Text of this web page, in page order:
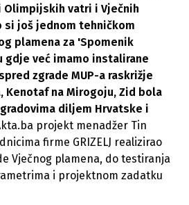
Olimpijskih vatri i Vječnih
si još jednom tehničkom
plamena za 'Spomenik
gdje već imamo instalirane
zgrade MUP-a raskrižje
Kenotaf na Mirogoju, Zid bola
diljem Hrvatske i
projekt menadžer Tin
firme GRIZELJ realizirao
Vječnog plamena, do testiranja
i projektnom zadatku